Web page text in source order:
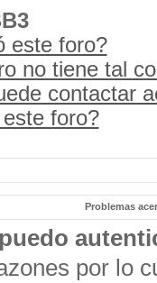
este foro?
no tiene tal
contactar
foro?
Problemas
por lo